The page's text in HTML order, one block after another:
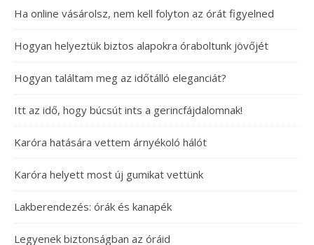
Ha online vásárolsz, nem kell folyton az órát figyelned
Hogyan helyeztük biztos alapokra óraboltunk jövőjét
Hogyan találtam meg az időtálló eleganciát?
Itt az idő, hogy búcsút ints a gerincfájdalomnak!
Karóra hatására vettem árnyékoló hálót
Karóra helyett most új gumikat vettünk
Lakberendezés: órák és kanapék
Legyenek biztonságban az óráid